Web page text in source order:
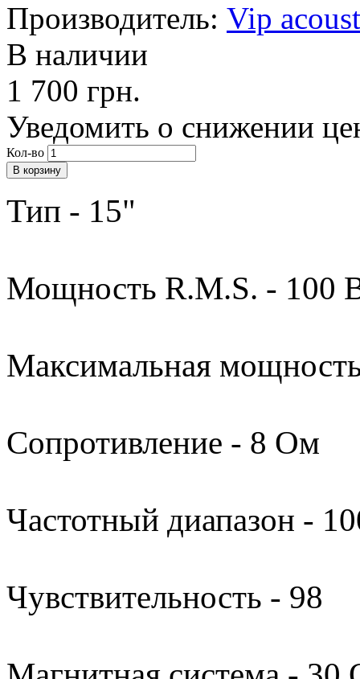
Производитель: Vip
В наличии
1 700 грн.
Уведомить о снижении
Кол-во
Тип - 15"
Мощность R.M.S. - 100
Максимальная
Сопротивление - 8 Ом
Частотный диапазон -
Чувствительность - 98